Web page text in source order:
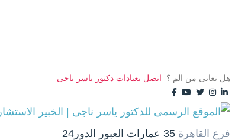
هل تعانى من الم ؟
اتصل بعيادات دكتور ياسر ناجى
Linkedin
Instagram
Twitter
Youtube
Facebook
فرع القاهرة 35 عمارات العبور الدور24